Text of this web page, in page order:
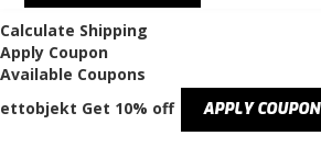
Calculate Shipping
Apply Coupon
Available Coupons
ettobjekt Get 10% off APPLY COUPON